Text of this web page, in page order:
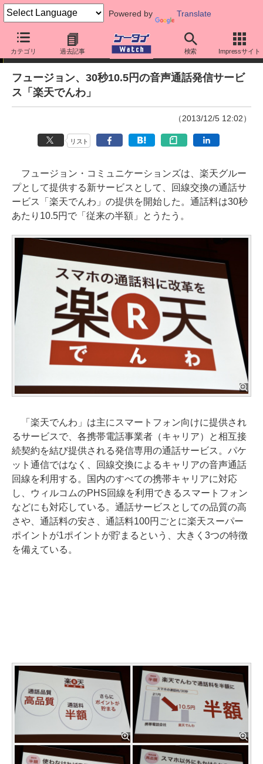
Powered by Translate
カテゴリ 過去記事 検索 Impressサイト
ニュース
フュージョン、30秒10.5円の音声通話発信サービ
ス「楽天でんわ」
（2013/12/5 12:02）
リスト
フュージョン・コミュニケーションズは、楽天グルー
プとして提供する新サービスとして、回線交換の通話サ
ービス「楽天でんわ」の提供を開始した。通話料は30秒
あたり10.5円で「従来の半額」とうたう。
「楽天でんわ」は主にスマートフォン向けに提供され
るサービスで、各携帯電話事業者（キャリア）と相互接
続契約を結び提供される発信専用の通話サービス。パケ
ット通信ではなく、回線交換によるキャリアの音声通話
回線を利用する。国内のすべての携帯キャリアに対応
し、ウィルコムのPHS回線を利用できるスマートフォン
などにも対応している。通話サービスとしての品質の高
さや、通話料の安さ、通話料100円ごとに楽天スーパー
ポイントが1ポイントが貯まるという、大きく3つの特徴
を備えている。